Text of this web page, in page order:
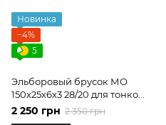
Новинка
−4%
5
Эльборовый брусок МО
150х25х6х3 28/20 для тонкой
доводки
2 250 грн 2 350 грн